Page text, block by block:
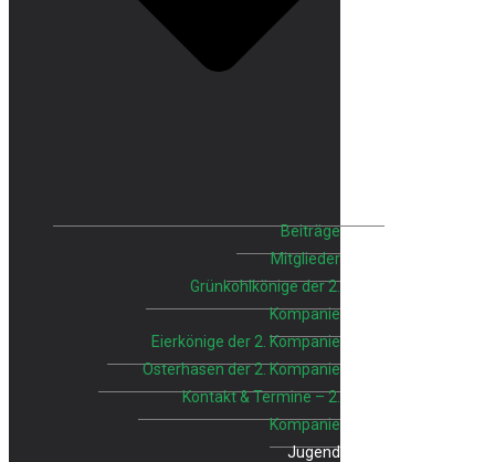
Beiträge
Mitglieder
Grünkohlkönige der 2.
Kompanie
Eierkönige der 2. Kompanie
Osterhasen der 2. Kompanie
Kontakt & Termine – 2.
Kompanie
Jugend